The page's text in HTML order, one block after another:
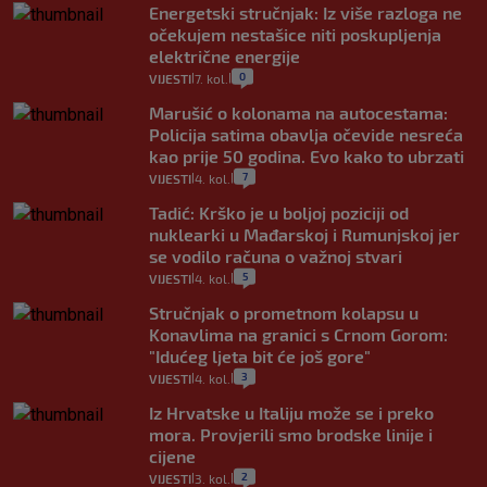
Energetski stručnjak: Iz više razloga ne
očekujem nestašice niti poskupljenja
električne energije
VIJESTI 7. kol. 0
Marušić o kolonama na autocestama:
Policija satima obavlja očevide nesreća
kao prije 50 godina. Evo kako to ubrzati
VIJESTI 4. kol. 7
Tadić: Krško je u boljoj poziciji od
nuklearki u Mađarskoj i Rumunjskoj jer
se vodilo računa o važnoj stvari
VIJESTI 4. kol. 5
Stručnjak o prometnom kolapsu u
Konavlima na granici s Crnom Gorom:
"Idućeg ljeta bit će još gore"
VIJESTI 4. kol. 3
Iz Hrvatske u Italiju može se i preko
mora. Provjerili smo brodske linije i
cijene
VIJESTI 3. kol. 2